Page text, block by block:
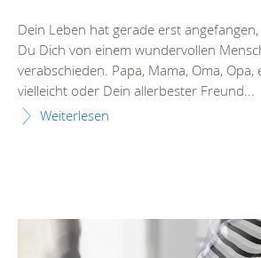
Dein Leben hat gerade erst
Du Dich von einem wundervollen
verabschieden. Papa, Mama, Oma, Opa,
vielleicht oder Dein allerbester Freund...
Weiterlesen